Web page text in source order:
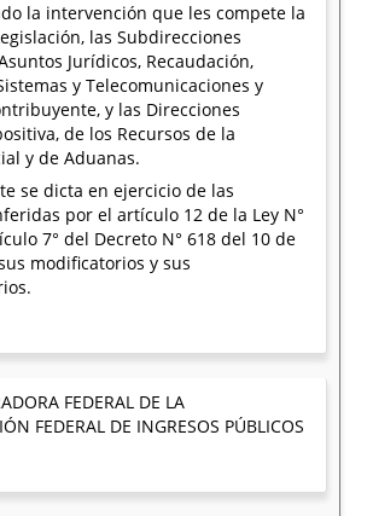
la intervención que les compete la
las Subdirecciones
Jurídicos, Recaudación,
y Telecomunicaciones y
y las Direcciones
de los Recursos de la
y de Aduanas.
se dicta en ejercicio de las
por el artículo 12 de la Ley N°
7° del Decreto N° 618 del 10 de
modificatorios y sus
FEDERAL DE LA
FEDERAL DE INGRESOS PÚBLICOS